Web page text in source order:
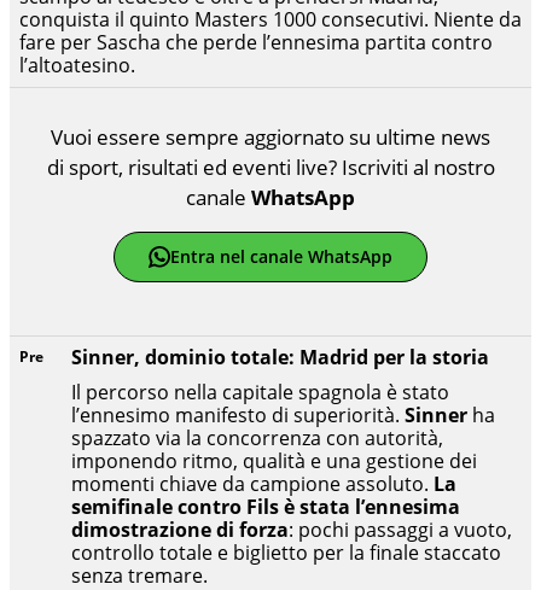
conquista il quinto Masters 1000 consecutivi. Niente da
fare per Sascha che perde l’ennesima partita contro
l’altoatesino.
Pre
Sinner, dominio totale: Madrid per la storia
Il percorso nella capitale spagnola è stato
l’ennesimo manifesto di superiorità. Sinner ha
spazzato via la concorrenza con autorità,
imponendo ritmo, qualità e una gestione dei
momenti chiave da campione assoluto. La
semifinale contro Fils è stata l’ennesima
dimostrazione di forza: pochi passaggi a vuoto,
controllo totale e biglietto per la finale staccato
senza tremare.
Vuoi essere sempre aggiornato su ultime news
di sport, risultati ed eventi live? Iscriviti al nostro
canale WhatsApp
Entra nel canale WhatsApp